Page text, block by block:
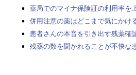
薬局でのマイナ保険証の利用率を
併用注意の薬はどこまで気にかけ
患者さんの本音を引き出す残薬確
残薬の数を聞かれることが不快な